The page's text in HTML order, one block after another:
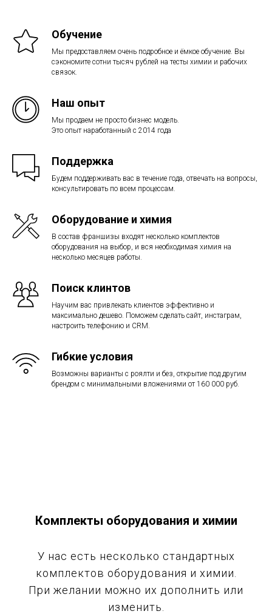
Обучение
Мы предоставляем очень подробное и ёмкое обучение. Вы
сэкономите сотни тысяч рублей на тесты химии и рабочих
связок.
Наш опыт
Мы продаем не просто бизнес модель.
Это опыт наработанный с 2014 года
Поддержка
Будем поддерживать вас в течение года, отвечать на вопросы,
консультировать по всем процессам.
Оборудование и химия
В состав франшизы входят несколько комплектов
оборудования на выбор, и вся необходимая химия на
несколько месяцев работы.
Поиск клинтов
Научим вас привлекать клиентов эффективно и
максимально дешево. Поможем сделать сайт, инстаграм,
настроить телефонию и CRM.
Гибкие условия
Возможны варианты с роялти и без, открытие под другим
брендом с минимальными вложениями от 160 000 руб.
Комплекты оборудования и химии
У нас есть несколько стандартных
комплектов оборудования и химии.
При желании можно их дополнить или
изменить.